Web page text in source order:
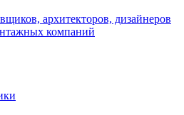
архитекторов, дизайнеров
компаний